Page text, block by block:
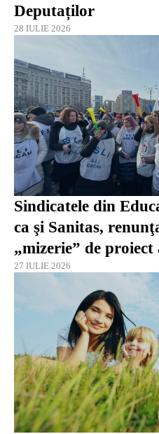
Deputaților
28 IULIE 2026
Sindicatele din
ca şi Sanitas,
„mizerie” de
27 IULIE 2026